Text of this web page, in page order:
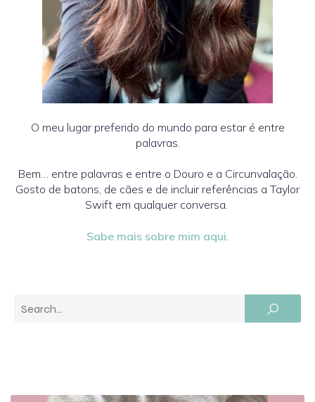
O meu lugar preferido do mundo para estar é entre
palavras.
Bem… entre palavras e entre o Douro e a Circunvalação.
Gosto de batons, de cães e de incluir referências a Taylor
Swift em qualquer conversa.
Sabe mais sobre mim aqui.